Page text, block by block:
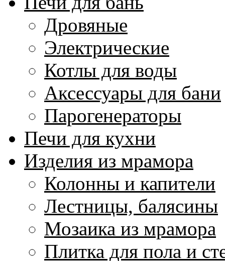
Дровяные
Электрические
Котлы для воды
Аксессуары для бани
Парогенераторы
Печи для кухни
Изделия из мрамора
Колонны и капители
Лестницы, балясины
Мозаика из мрамора
Плитка для пола и